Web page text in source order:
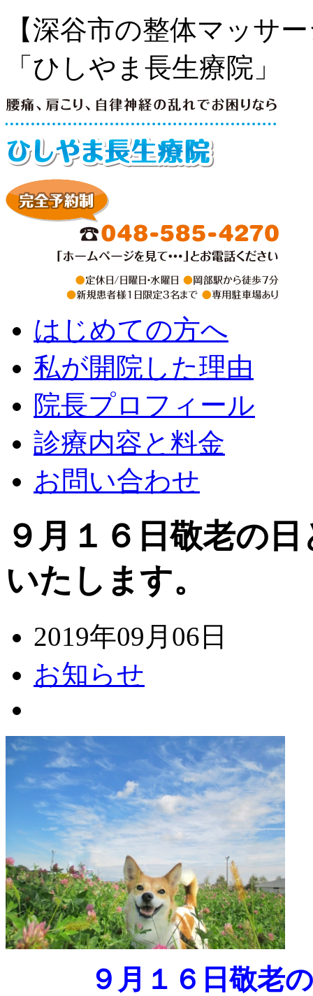
【深谷市の整体マッサ
「ひしやま長生療院」
はじめての方へ
私が開院した理由
院長プロフィール
診療内容と料金
お問い合わせ
９月１６日敬老の
いたします。
2019年09月06日
お知らせ
９月１６日敬老